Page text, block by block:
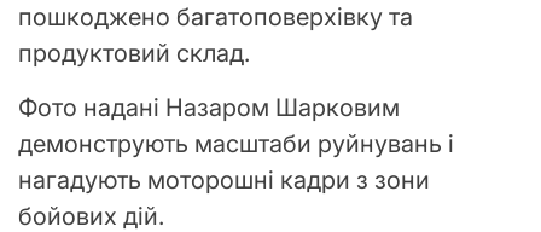
пошкоджено багатоповерхівку та
продуктовий склад.
Фото надані Назаром Шарковим
демонструють масштаби руйнувань і
нагадують моторошні кадри з зони
бойових дій.